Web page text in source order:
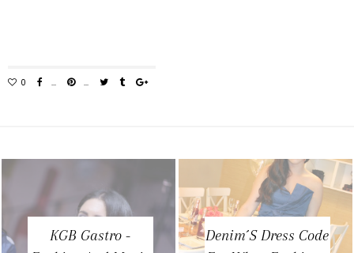
KGB Gastro -
Denim´s Dress Code